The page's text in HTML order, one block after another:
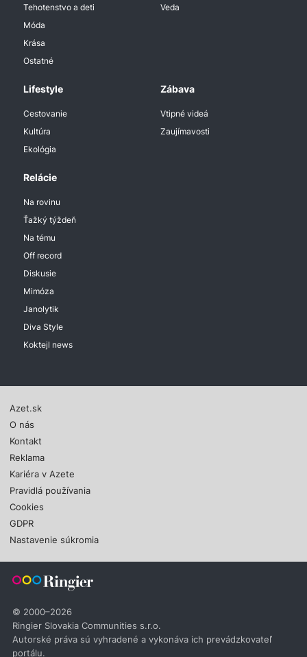
Tehotenstvo a deti
Móda
Krása
Ostatné
Veda
Lifestyle
Cestovanie
Kultúra
Ekológia
Zábava
Vtipné videá
Zaujímavosti
Relácie
Na rovinu
Ťažký týždeň
Na tému
Off record
Diskusie
Mimóza
Janolytik
Diva Style
Koktejl news
Azet.sk
O nás
Kontakt
Reklama
Kariéra v Azete
Pravidlá používania
Cookies
GDPR
Nastavenie súkromia
© 2000–2026
Ringier Slovakia Communities s.r.o.
Autorské práva sú vyhradené a vykonáva ich prevádzkovateľ
portálu.